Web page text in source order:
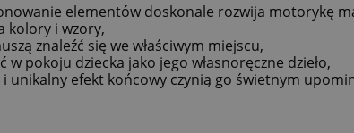
elementów doskonale rozwija motorykę
kolory i wzory,
znaleźć się we właściwym miejscu,
w pokoju dziecka jako jego własnoręczne dzieło,
unikalny efekt końcowy czynią go świetnym